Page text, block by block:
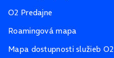
O2 Predajne
Roamingová mapa
Mapa dostupnosti služieb O2